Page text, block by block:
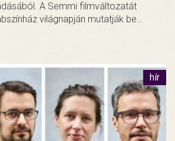
A Semmi filmváltozatát
világnapján mutatják be…
hír